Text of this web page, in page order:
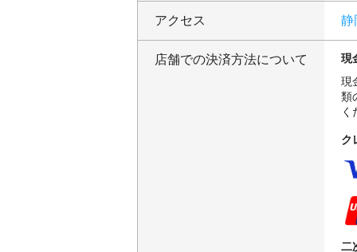
アクセス 静
店舗での決済方法について
現
現
類
く
ク
二